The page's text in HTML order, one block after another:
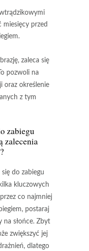
miesięcy przed
zaleca się
pozwoli na
oraz określenie
z tym
zabiegu
zalecenia
do zabiegu
kluczowych
co najmniej
postaraj
na słońce. Zbyt
zwiększyć jej
dlatego